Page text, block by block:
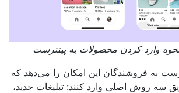
وارد کردن محصولات به پینترست
به فروشندگان این امکان را می‌دهد که
سه روش اصلی وارد کنند: تبلیغات جدید،